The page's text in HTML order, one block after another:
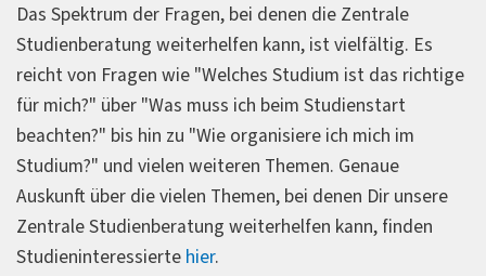
Das Spektrum der Fragen, bei denen die Zentrale
Studienberatung weiterhelfen kann, ist vielfältig. Es
reicht von Fragen wie "Welches Studium ist das richtige
für mich?" über "Was muss ich beim Studienstart
beachten?" bis hin zu "Wie organisiere ich mich im
Studium?" und vielen weiteren Themen. Genaue
Auskunft über die vielen Themen, bei denen Dir unsere
Zentrale Studienberatung weiterhelfen kann, finden
Studieninteressierte hier.